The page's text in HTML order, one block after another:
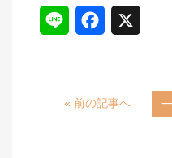
e e
« 前の記事へ